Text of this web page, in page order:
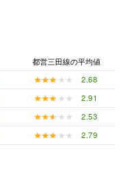
都営三田線の平均値
★★★★★
★★★★★
2.68
★★★★★
★★★★★
2.91
★★★★★
★★★★★
2.53
★★★★★
★★★★★ 2.79